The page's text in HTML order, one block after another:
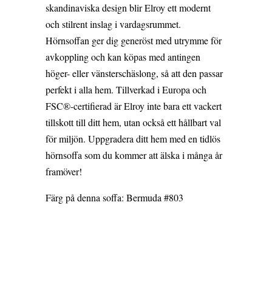
skandinaviska design blir Elroy ett modernt
och stilrent inslag i vardagsrummet.
Hörnsoffan ger dig generöst med utrymme för
avkoppling och kan köpas med antingen
höger- eller vänsterschäslong, så att den passar
perfekt i alla hem. Tillverkad i Europa och
FSC®-certifierad är Elroy inte bara ett vackert
tillskott till ditt hem, utan också ett hållbart val
för miljön. Uppgradera ditt hem med en tidlös
hörnsoffa som du kommer att älska i många år
framöver!
Färg på denna soffa: Bermuda #803